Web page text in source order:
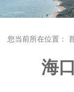
您当前所在位置：
海